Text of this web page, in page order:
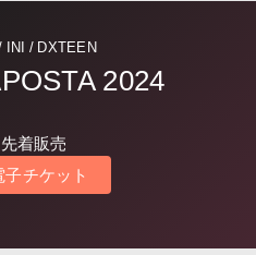
INI / DXTEEN
2024
着販売
子チケット